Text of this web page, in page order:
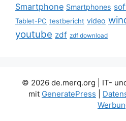
Smartphone Smartphones
Tablet-PC testbericht video
youtube zdf zdf download
© 2026 de.merq.org | IT-
mit GeneratePress